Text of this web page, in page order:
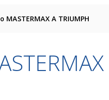
MASTERMAX A TRIUMPH